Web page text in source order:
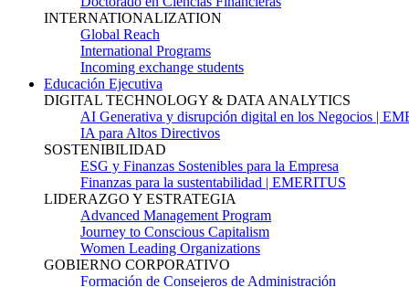
INTERNATIONALIZATION
Global Reach
International Programs
Incoming exchange students
Educación Ejecutiva
DIGITAL TECHNOLOGY & DATA ANALYTICS
AI Generativa y disrupción digital en los Negocios |
IA para Altos Directivos
SOSTENIBILIDAD
ESG y Finanzas Sostenibles para la Empresa
Finanzas para la sustentabilidad | EMERITUS
LIDERAZGO Y ESTRATEGIA
Advanced Management Program
Journey to Conscious Capitalism
Women Leading Organizations
GOBIERNO CORPORATIVO
Formación de Consejeros de Administración